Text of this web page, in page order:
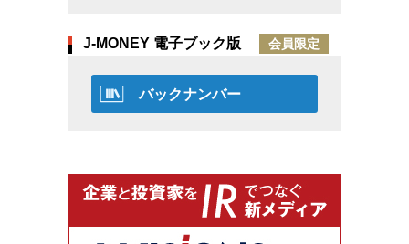
J-MONEY 電子ブック版 会員限定
バックナンバー